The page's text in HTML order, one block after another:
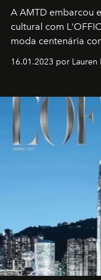
A AMTD embarcou
cultural com
moda centenária
16.01.2023 por Lauren